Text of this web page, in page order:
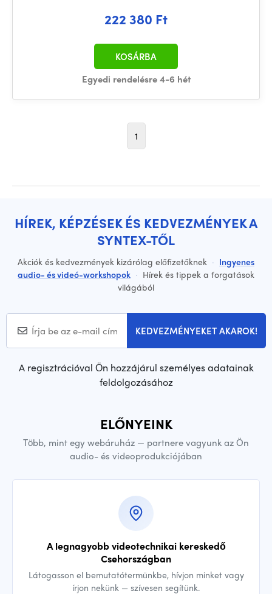
222 380 Ft
Egyedi rendelésre 4-6 hét
KOSÁRBA
1
HÍREK, KÉPZÉSEK ÉS KEDVEZMÉNYEK A
SYNTEX-TŐL
Akciók és kedvezmények kizárólag előfizetőknek · Ingyenes
audio- és videó-workshopok · Hírek és tippek a forgatások
világából
KEDVEZMÉNYEKET AKAROK!
A regisztrációval Ön hozzájárul személyes adatainak
feldolgozásához
ELŐNYEINK
Több, mint egy webáruház — partnere vagyunk az Ön
audio- és videoprodukciójában
A legnagyobb videotechnikai kereskedő
Csehországban
Látogasson el bemutatótermünkbe, hívjon minket vagy
írjon nekünk — szívesen segítünk.